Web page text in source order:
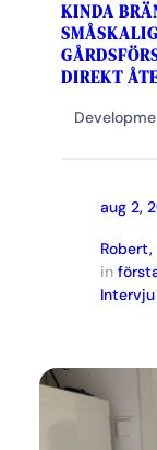
KINDA
DIREKT
aug 2,
in
Intervju